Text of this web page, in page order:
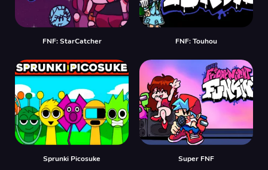
FNF: StarCatcher FNF: Touhou
Sprunki Picosuke Super FNF